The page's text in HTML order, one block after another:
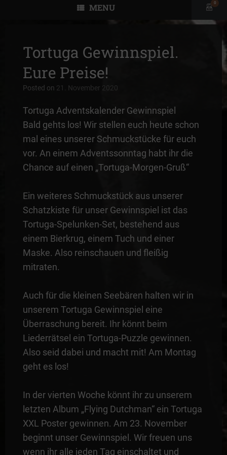
MENU
View
cart
0
Tortuga Gewinnspiel.
Eure Preise!
Posted on 21. November 2020
Tortuga Adventskalender Gewinnspiel
Bald gehts los! Wir stellen euch heute schon
mal eines unserer Schmuckstücke für euch
vor. An einem Adventssonntag habt ihr die
Chance auf einen „Tortuga-Morgen-Gruß“
Ein weiteres Schmuckstück aus unserer
Schatzkiste für unser Gewinnspiel ist das
Tortuga-Spelunken-Set, bestehend aus
einem Bierkrug, einem Tuch und einer
Maske. Also reinschauen und fleißig
mitraten.
Auch für die kleinen Seebären halten wir in
unserem Tortuga Gewinnspiel eine
Überraschung bereit. Ihr könnt beim
Liederrätsel ein Tortuga-Puzzle gewinnen.
Also seid dabei und macht mit! Am Montag
geht es los!
In der vierten Woche könnt ihr zu unserem
letzten Album „Flying Dutchman“ ein Tortuga
XXL Poster gewinnen. Am 23. November
beginnt unser Gewinnspiel. Wir freuen uns
wenn ihr alle jeden Tag einschaltet und